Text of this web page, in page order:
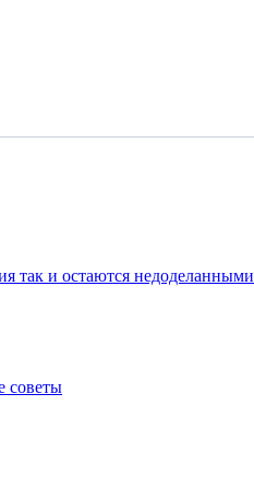
так и остаются недоделанными
советы